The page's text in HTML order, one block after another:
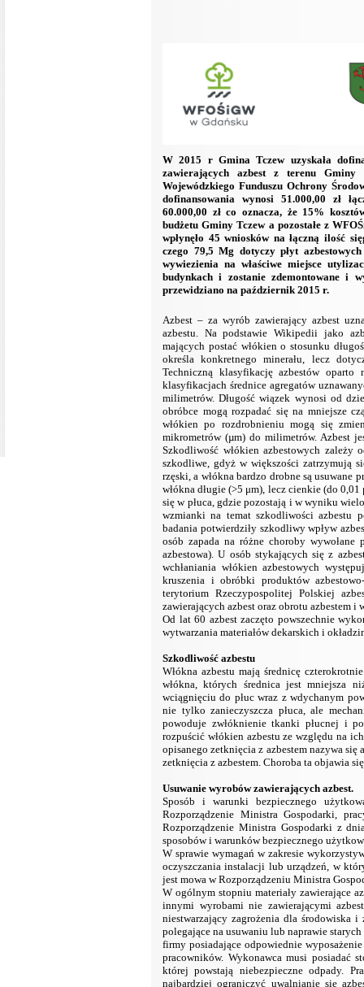
W 2015 r Gmina Tczew uzyskała
zawierających azbest z terenu
Wojewódzkiego Funduszu Ochrony
dofinansowania wynosi 51.000,00 zł
60.000,00 zł co oznacza, że 15%
budżetu Gminy Tczew a pozostałe z
wpłynęło 45 wniosków na łączną ilość
czego 79,5 Mg dotyczy płyt
wywiezienia na właściwe miejsce
budynkach i zostanie zdemontowane i
przewidziano na październik 2015 r.
Azbest – za wyrób zawierający azbest
azbestu. Na podstawie Wikipedii jako
mających postać włókien o stosunku
określa konkretnego minerału, lecz
Techniczną klasyfikację azbestów
klasyfikacjach średnice agregatów
milimetrów. Długość wiązek wynosi od
obróbce mogą rozpadać się na mniejsze
włókien po rozdrobnieniu mogą się
mikrometrów (µm) do milimetrów. Azbest
Szkodliwość włókien azbestowych zależy
szkodliwe, gdyż w większości zatrzymują
rzęski, a włókna bardzo drobne są usuwane
włókna długie (>5 μm), lecz cienkie (do
się w płuca, gdzie pozostają i w wyniku
wzmianki na temat szkodliwości azbestu
badania potwierdziły szkodliwy wpływ
osób zapada na różne choroby
azbestowa). U osób stykających się z
wchłaniania włókien azbestowych
kruszenia i obróbki produktów
terytorium Rzeczypospolitej Polskiej
zawierających azbest oraz obrotu azbestem i
Od lat 60 azbest zaczęto powszechnie
wytwarzania materiałów dekarskich i
Szkodliwość azbestu
Włókna azbestu mają średnicę
włókna, których średnica jest mniejsza
wciągnięciu do płuc wraz z wdychanym
nie tylko zanieczyszcza płuca, ale
powoduje zwłóknienie tkanki płucnej i
rozpuścić włókien azbestu ze względu na
opisanego zetknięcia z azbestem nazywa
zetknięcia z azbestem. Choroba ta objawia
Usuwanie wyrobów zawierających azbest.
Sposób i warunki bezpiecznego
Rozporządzenie Ministra Gospodarki,
Rozporządzenie Ministra Gospodarki z
sposobów i warunków bezpiecznego
W sprawie wymagań w zakresie
oczyszczania instalacji lub urządzeń, w
jest mowa w Rozporządzeniu Ministra
W ogólnym stopniu materiały zawierające
innymi wyrobami nie zawierającymi
niestwarzający zagrożenia dla
polegające na usuwaniu lub naprawie
firmy posiadające odpowiednie
pracowników. Wykonawca musi posiadać
której powstają niebezpieczne odpady.
najbardziej ograniczyć uwalnianie się